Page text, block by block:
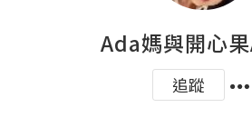
Ada媽與開心
追蹤